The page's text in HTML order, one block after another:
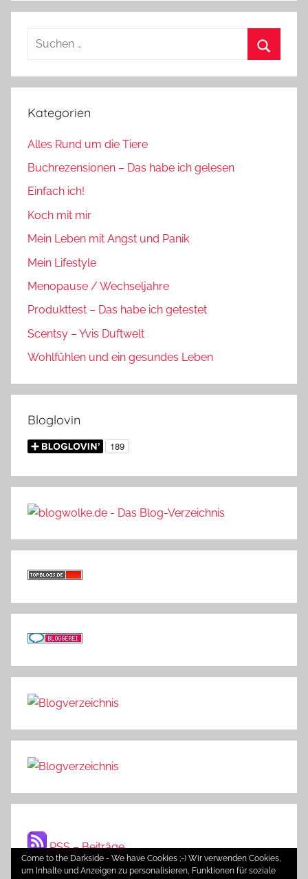
Suchen
Kategorien
Alles Rund um die Tiere
Buchrezensionen – Das habe ich gelesen
Einfach ich!
Koch mit mir
Mein Leben mit Angst und Panik
Mein Lifestyle
Menopause / Wechseljahre
Produkttest – Das habe ich getestet
Scentsy – Yvis Duftwelt
Wohlfühlen und ein gesundes Leben
Bloglovin
RSS – Beiträge
Come to the Darkside - We have Cookies ;-) Wir verwenden Cookies,
um Inhalte und Anzeigen zu personalisieren, Funktionen für soziale